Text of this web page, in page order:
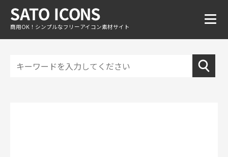
商用OK！シンプルなフリーアイコン素材サイト